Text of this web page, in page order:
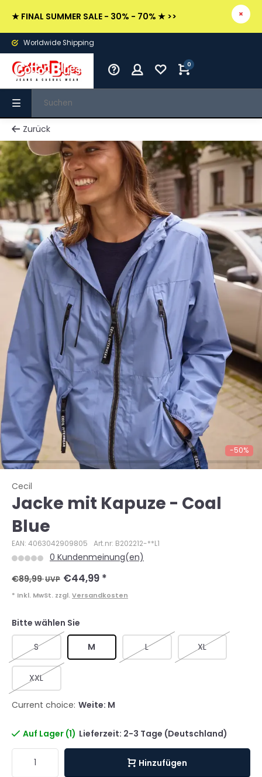
★ FINAL SUMMER SALE - 30% - 70% ★ >>
Worldwide Shipping
0
Zurück
-50%
Cecil
Jacke mit Kapuze - Coal
Blue
EAN: 4063042909805 Art.nr: B202212-**L1
0 Kundenmeinung(en)
€89,99UVP €44,99 *
* Inkl. MwSt. zzgl. Versandkosten
Bitte wählen Sie
S M L XL
XXL
Current choice: Weite: M
Auf Lager (1) Lieferzeit: 2-3 Tage (Deutschland)
Hinzufügen